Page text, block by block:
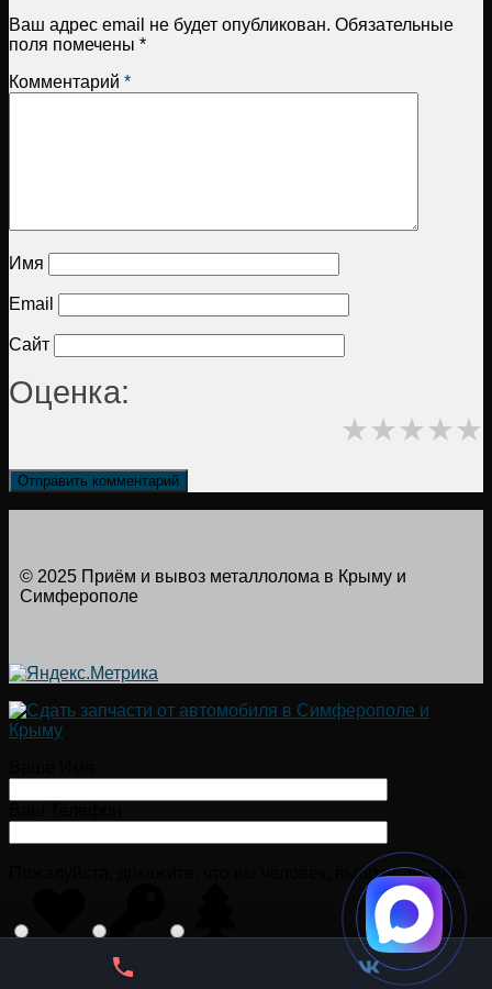
Ваш адрес email не будет опубликован. Обязательные
поля помечены *
Комментарий *
Имя
Email
Сайт
Оценка:
★
★
★
★
★
© 2025 Приём и вывоз металлолома в Крыму и
Симферополе
Пожалуйста, докажите, что вы человек, выбравдерево